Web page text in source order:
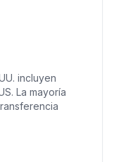
incluyen
La mayoría